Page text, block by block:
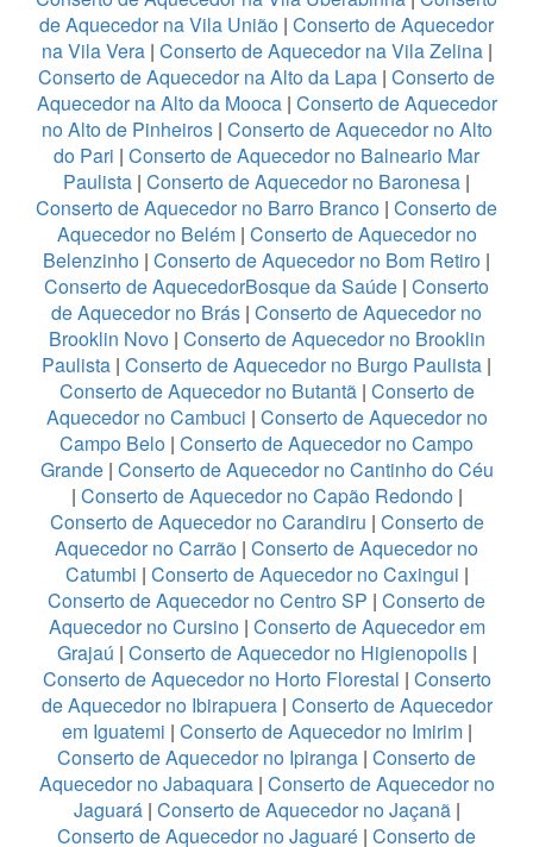
de Aquecedor na Vila União | Conserto de Aquecedor
na Vila Vera| Conserto de Aquecedor na Vila Zelina|
Conserto de Aquecedor na Alto da Lapa | Conserto de
Aquecedor na Alto da Mooca| Conserto de Aquecedor
no Alto de Pinheiros| Conserto de Aquecedor no Alto
do Pari | Conserto de Aquecedor no Balneario Mar
Paulista | Conserto de Aquecedor no Baronesa |
Conserto de Aquecedor no Barro Branco | Conserto de
Aquecedor no Belém| Conserto de Aquecedor no
Belenzinho | Conserto de Aquecedor no Bom Retiro |
Conserto de AquecedorBosque da Saúde | Conserto
de Aquecedor no Brás | Conserto de Aquecedor no
Brooklin Novo| Conserto de Aquecedor no Brooklin
Paulista | Conserto de Aquecedor no Burgo Paulista |
Conserto de Aquecedor no Butantã| Conserto de
Aquecedor no Cambuci | Conserto de Aquecedor no
Campo Belo | Conserto de Aquecedor no Campo
Grande| Conserto de Aquecedor no Cantinho do Céu
| Conserto de Aquecedor no Capão Redondo|
Conserto de Aquecedor no Carandiru | Conserto de
Aquecedor no Carrão | Conserto de Aquecedor no
Catumbi | Conserto de Aquecedor no Caxingui |
Conserto de Aquecedor no Centro SP | Conserto de
Aquecedor no Cursino| Conserto de Aquecedor em
Grajaú | Conserto de Aquecedor no Higienopolis|
Conserto de Aquecedor no Horto Florestal | Conserto
de Aquecedor no Ibirapuera| Conserto de Aquecedor
em Iguatemi | Conserto de Aquecedor no Imirim|
Conserto de Aquecedor no Ipiranga | Conserto de
Aquecedor no Jabaquara| Conserto de Aquecedor no
Jaguará| Conserto de Aquecedor no Jaçanã|
Conserto de Aquecedor no Jaguaré | Conserto de